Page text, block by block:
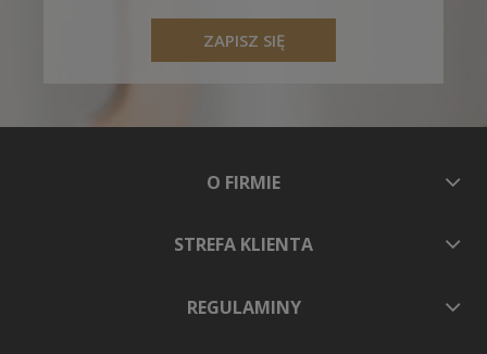
ZAPISZ SIĘ
O FIRMIE
STREFA KLIENTA
REGULAMINY